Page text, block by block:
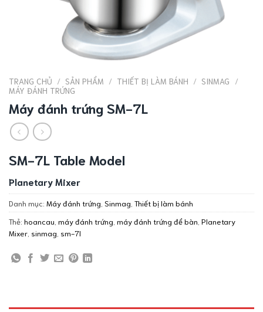
TRANG CHỦ / SẢN PHẨM / THIẾT BỊ LÀM BÁNH / SINMAG
/
MÁY ĐÁNH TRỨNG
Máy đánh trứng SM-7L
SM-7L Table Model
Planetary Mixer
Danh mục: Máy đánh trứng Sinmag Thiết bị làm bánh
Thẻ: hoancau máy đánh trứng máy đánh trứng để bàn Planetary
Mixer sinmag sm-7l